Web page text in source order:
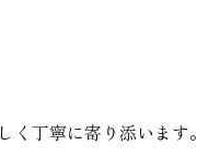
丁寧に寄り添います。